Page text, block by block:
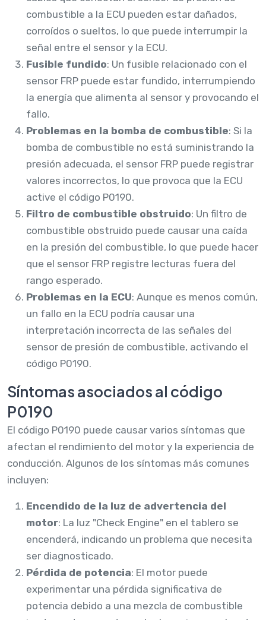
combustible a la ECU pueden estar dañados,
corroídos o sueltos, lo que puede interrumpir la
señal entre el sensor y la ECU.
Fusible fundido: Un fusible relacionado con el
sensor FRP puede estar fundido, interrumpiendo
la energía que alimenta al sensor y provocando el
fallo.
Problemas en la bomba de combustible: Si la
bomba de combustible no está suministrando la
presión adecuada, el sensor FRP puede registrar
valores incorrectos, lo que provoca que la ECU
active el código P0190.
Filtro de combustible obstruido: Un filtro de
combustible obstruido puede causar una caída
en la presión del combustible, lo que puede hacer
que el sensor FRP registre lecturas fuera del
rango esperado.
Problemas en la ECU: Aunque es menos común,
un fallo en la ECU podría causar una
interpretación incorrecta de las señales del
sensor de presión de combustible, activando el
código P0190.
Síntomas asociados al código
P0190
El código P0190 puede causar varios síntomas que
afectan el rendimiento del motor y la experiencia de
conducción. Algunos de los síntomas más comunes
incluyen:
Encendido de la luz de advertencia del
motor: La luz "Check Engine" en el tablero se
encenderá, indicando un problema que necesita
ser diagnosticado.
Pérdida de potencia: El motor puede
experimentar una pérdida significativa de
potencia debido a una mezcla de combustible